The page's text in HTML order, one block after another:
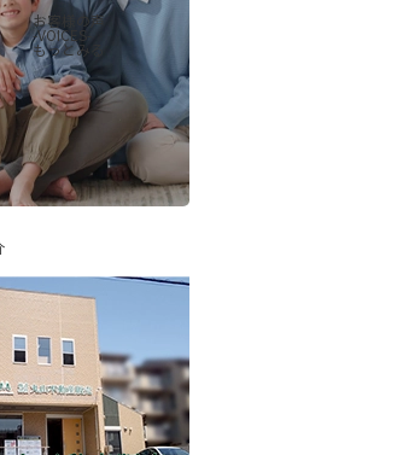
お客様の声
-VOICES-
もっとみる